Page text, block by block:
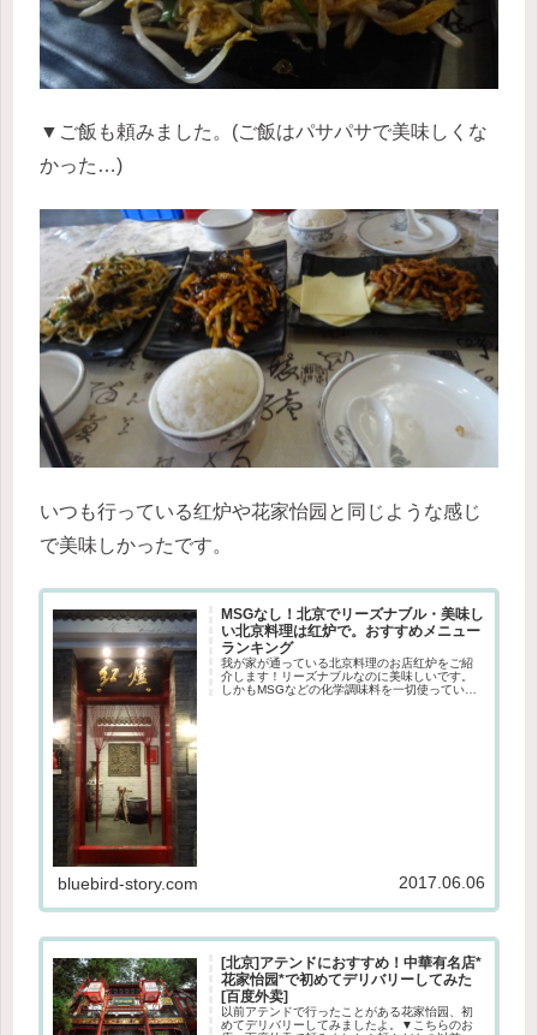
▼ご飯も頼みました。(ご飯はパサパサで美味しくな
かった…)
いつも行っている红炉や花家怡园と同じような感じ
で美味しかったです。
MSGなし！北京でリーズナブル・美味し
い北京料理は红炉で。おすすめメニュー
ランキング
我が家が通っている北京料理のお店红炉をご紹
介します！リーズナブルなのに美味しいです。
しかもMSGなどの化学調味料を一切使っていな
bluebird-story.com 2017.06.06
[北京]アテンドにおすすめ！中華有名店*
花家怡园*で初めてデリバリーしてみた
[百度外卖]
以前アテンドで行ったことがある花家怡园、初
めてデリバリーしてみましたよ。▼こちらのお